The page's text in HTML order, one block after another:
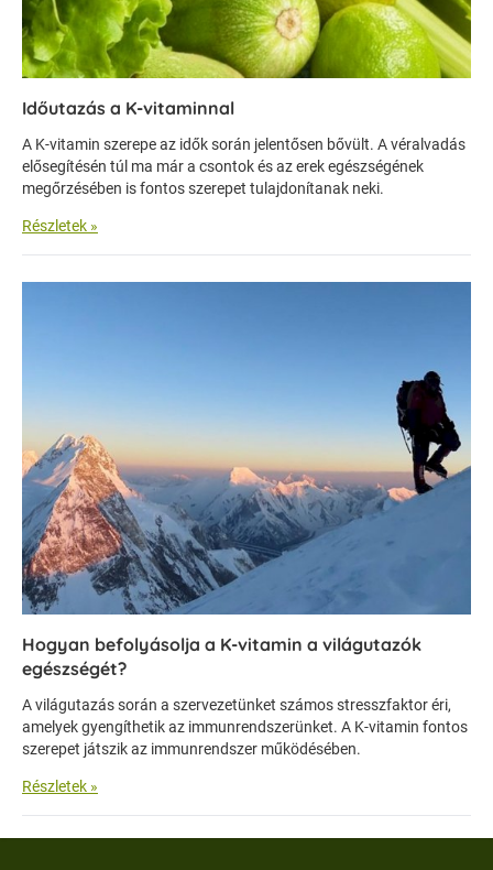
Időutazás a K-vitaminnal
A K-vitamin szerepe az idők során jelentősen bővült. A véralvadás
elősegítésén túl ma már a csontok és az erek egészségének
megőrzésében is fontos szerepet tulajdonítanak neki.
Részletek »
Hogyan befolyásolja a K-vitamin a világutazók
egészségét?
A világutazás során a szervezetünket számos stresszfaktor éri,
amelyek gyengíthetik az immunrendszerünket. A K-vitamin fontos
szerepet játszik az immunrendszer működésében.
Részletek »